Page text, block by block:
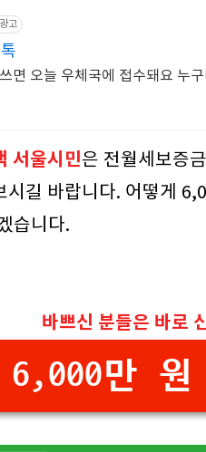
광고
면 오늘 우체국에 접수돼요 누
서울시민은 전월세보증금
시길 바랍니다. 어떻게
습니다.
바쁘신 분들은 바
6,000만 원